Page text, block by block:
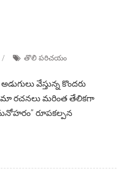
తొలి పరిచయం
వేస్తున్న కొందరు
మా రచనలు మరింత తేలికగా
రూపకల్పన